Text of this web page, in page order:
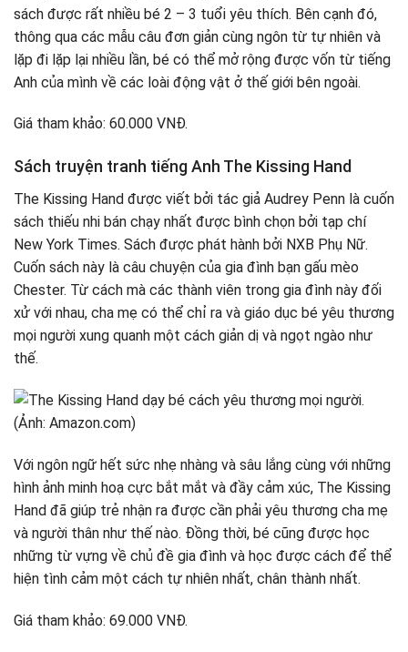
sách được rất nhiều bé 2 – 3 tuổi yêu thích. Bên cạnh đó,
thông qua các mẫu câu đơn giản cùng ngôn từ tự nhiên và
lặp đi lặp lại nhiều lần, bé có thể mở rộng được vốn từ tiếng
Anh của mình về các loài động vật ở thế giới bên ngoài.
Giá tham khảo: 60.000 VNĐ.
Sách truyện tranh tiếng Anh The Kissing Hand
The Kissing Hand được viết bởi tác giả Audrey Penn là cuốn
sách thiếu nhi bán chạy nhất được bình chọn bởi tạp chí
New York Times. Sách được phát hành bởi NXB Phụ Nữ.
Cuốn sách này là câu chuyện của gia đình bạn gấu mèo
Chester. Từ cách mà các thành viên trong gia đình này đối
xử với nhau, cha mẹ có thể chỉ ra và giáo dục bé yêu thương
mọi người xung quanh một cách giản dị và ngọt ngào như
thế.
Với ngôn ngữ hết sức nhẹ nhàng và sâu lắng cùng với những
hình ảnh minh hoạ cực bắt mắt và đầy cảm xúc, The Kissing
Hand đã giúp trẻ nhận ra được cần phải yêu thương cha mẹ
và người thân như thế nào. Đồng thời, bé cũng được học
những từ vựng về chủ đề gia đình và học được cách để thể
hiện tình cảm một cách tự nhiên nhất, chân thành nhất.
Giá tham khảo: 69.000 VNĐ.